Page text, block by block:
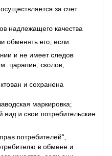
за счет
надлежащего качества
обменять его, если:
и не имеет следов
царапин, сколов,
и сохранена
маркировка;
и свои потребительские
потребителей",
в обмене и